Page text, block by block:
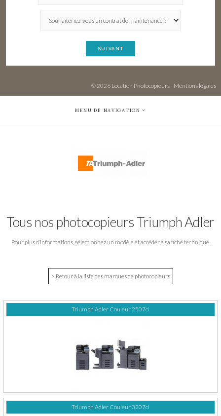
SUIVANT
© 2026 Location Photocopieurs- Mentions légales
MENU DE NAVIGATION
Tous nos photocopieurs Triumph Adler
Pour plus d’informations, sélectionnez un modèle et accéder à sa fiche technique.
> Retour à la liste des marques de photocopieurs
Triumph Adler Couleur 2507ci
Triumph Adler Couleur 3207ci